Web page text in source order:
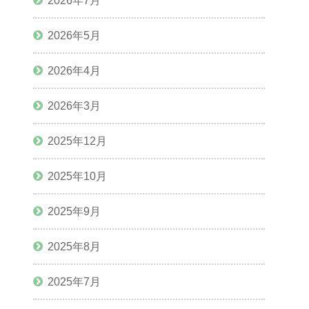
2026年5月
2026年4月
2026年3月
2025年12月
2025年10月
2025年9月
2025年8月
2025年7月